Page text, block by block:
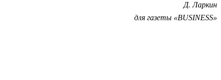
Д. Ларкин
для газеты «BUSINESS»